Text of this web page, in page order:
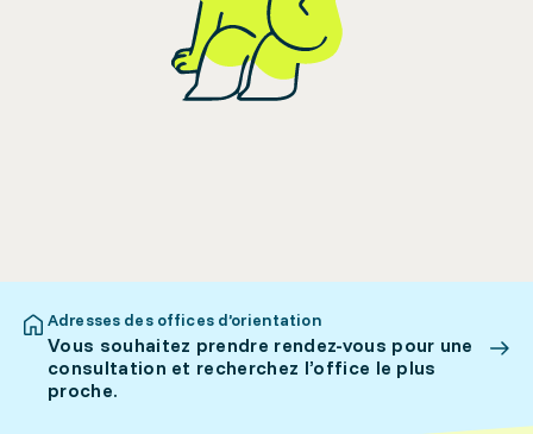
Adresses des offices d’orientation
Vous souhaitez prendre rendez-vous pour une
consultation et recherchez l’office le plus
proche.